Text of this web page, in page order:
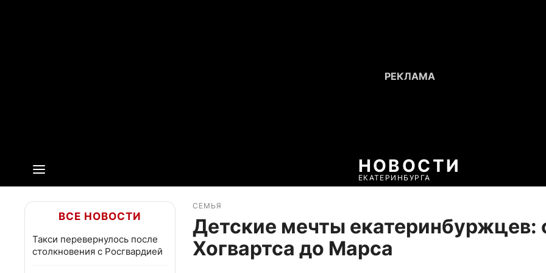
НОВОСТИ
ЕКАТЕРИНБУРГА
ВСЕ НОВОСТИ
Такси перевернулось после
столкновения с Росгвардией
СЕМЬЯ
Детские мечты екатеринбуржцев:
Хогвартса до Марса